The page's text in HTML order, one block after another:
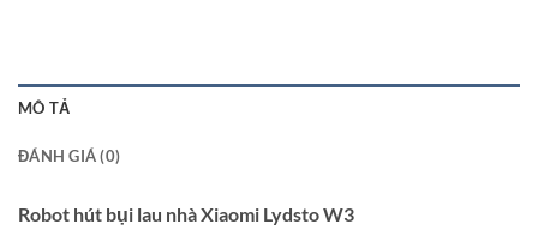
MÔ TẢ
ĐÁNH GIÁ (0)
Robot hút bụi lau nhà Xiaomi Lydsto W3